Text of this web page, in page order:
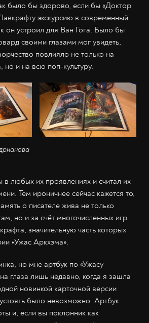
было бы здорово, если бы «Доктор
экскурсию в современный
он устроил для Ван Гога. Было бы
своими глазами мог увидеть,
повлияло не только на
но и на всю поп-культуру.
любых их проявлениях и считал их
Тем ироничнее сейчас кажется то,
о писателе жива не только
но и за счёт многочисленных игр
значительную часть которых
«Ужас Аркхэма».
но мне артбук по «Ужасу
глаза лишь недавно, когда я зашла
новинкой карточной версии
было невозможно. Артбук
и, если вы поклонник как